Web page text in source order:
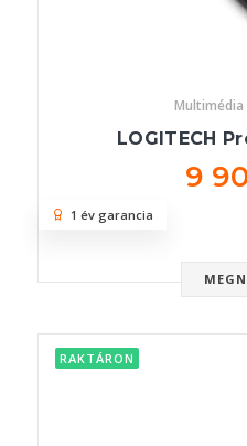
LOGITECH
9
1 év garancia
RAKTÁRON